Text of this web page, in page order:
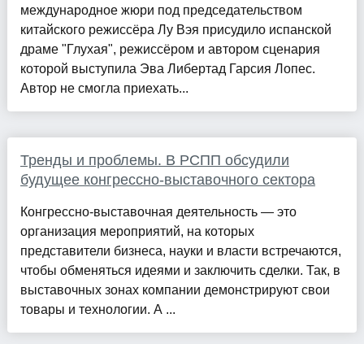
международное жюри под председательством
китайского режиссёра Лу Вэя присудило испанской
драме "Глухая", режиссёром и автором сценария
которой выступила Эва Либертад Гарсия Лопес.
Автор не смогла приехать...
Тренды и проблемы. В РСПП обсудили
будущее конгрессно-выставочного сектора
Конгрессно-выставочная деятельность — это
организация мероприятий, на которых
представители бизнеса, науки и власти встречаются,
чтобы обменяться идеями и заключить сделки. Так, в
выставочных зонах компании демонстрируют свои
товары и технологии. А ...